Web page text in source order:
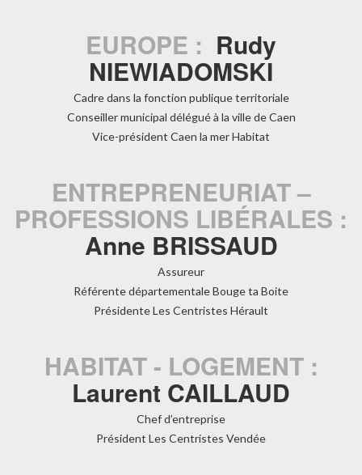
EUROPE : Rudy
NIEWIADOMSKI
Cadre dans la fonction publique territoriale
Conseiller municipal délégué à la ville de Caen
Vice-président Caen la mer Habitat
ENTREPRENEURIAT –
PROFESSIONS LIBÉRALES :
Anne BRISSAUD
Assureur
Référente départementale Bouge ta Boite
Présidente Les Centristes Hérault
HABITAT - LOGEMENT :
Laurent CAILLAUD
Chef d’entreprise
Président Les Centristes Vendée